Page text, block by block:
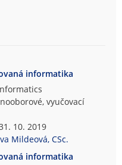
informatika
vyučovací
10. 2019
Mildeová, CSc.
informatika